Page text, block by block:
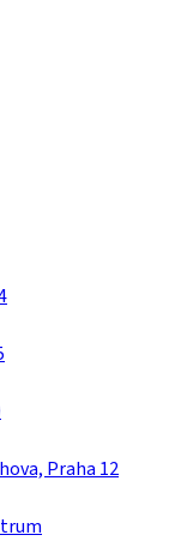
Praha 12